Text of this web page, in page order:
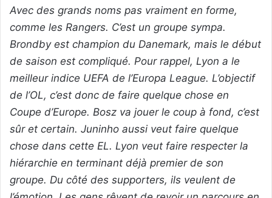
Avec des grands noms pas vraiment en forme,
comme les Rangers. C’est un groupe sympa.
Brondby est champion du Danemark, mais le début
de saison est compliqué. Pour rappel, Lyon a le
meilleur indice UEFA de l’Europa League. L’objectif
de l’OL, c’est donc de faire quelque chose en
Coupe d’Europe. Bosz va jouer le coup à fond, c’est
sûr et certain. Juninho aussi veut faire quelque
chose dans cette EL. Lyon veut faire respecter la
hiérarchie en terminant déjà premier de son
groupe. Du côté des supporters, ils veulent de